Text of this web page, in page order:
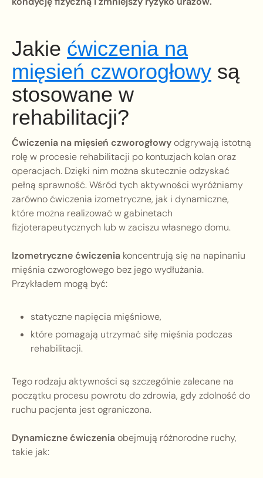
Jakie ćwiczenia na
mięsień czworogłowy są
stosowane w
rehabilitacji?
Ćwiczenia na mięsień czworogłowyodgrywają istotną
rolę w procesie rehabilitacji po kontuzjach kolan oraz
operacjach. Dzięki nim można skutecznie odzyskać
pełną sprawność. Wśród tych aktywności wyróżniamy
zarówno ćwiczenia izometryczne, jak i dynamiczne,
które można realizować w gabinetach
fizjoterapeutycznych lub w zaciszu własnego domu.
Izometryczne ćwiczenia koncentrują się na napinaniu
mięśnia czworogłowego bez jego wydłużania.
Przykładem mogą być:
statyczne napięcia mięśniowe,
które pomagają utrzymać siłę mięśnia podczas
rehabilitacji.
Tego rodzaju aktywności są szczególnie zalecane na
początku procesu powrotu do zdrowia, gdy zdolność do
ruchu pacjenta jest ograniczona.
Dynamiczne ćwiczeniaobejmują różnorodne ruchy,
takie jak: